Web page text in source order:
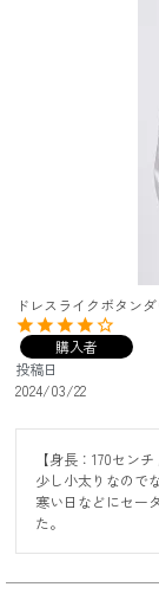
ドレスライクボタン
購入者
投稿日
2024/03/22
【身長：170セン
少し小太りなので
寒い日などにセー
た。